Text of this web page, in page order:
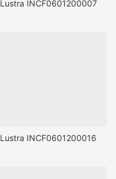
Lustra INCF0601200007
Lustra INCF0601200016